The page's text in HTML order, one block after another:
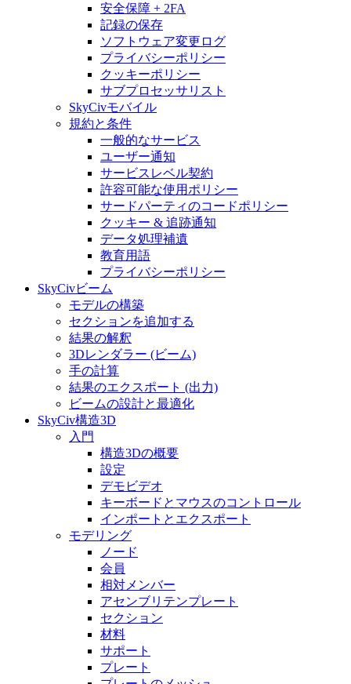
安全保障 + 2FA
記録の保存
ソフトウェア変更ログ
プライバシーポリシー
クッキーポリシー
サブプロセッサリスト
SkyCivモバイル
規約と条件
一般的なサービス
ユーザー通知
サービスレベル契約
許容可能な使用ポリシー
サードパーティのコードポリシー
クッキー & 追跡通知
データ処理補遺
教育用語
プライバシーポリシー
SkyCivビーム
モデルの構築
セクションを追加する
結果の解釈
3Dレンダラー (ビーム)
手の計算
結果のエクスポート (出力)
ビームの設計と最適化
SkyCiv構造3D
入門
構造3Dの概要
設定
デモビデオ
キーボードとマウスのコントロール
インポートとエクスポート
モデリング
ノード
会員
相対メンバー
アセンブリテンプレート
セクション
材料
サポート
プレート